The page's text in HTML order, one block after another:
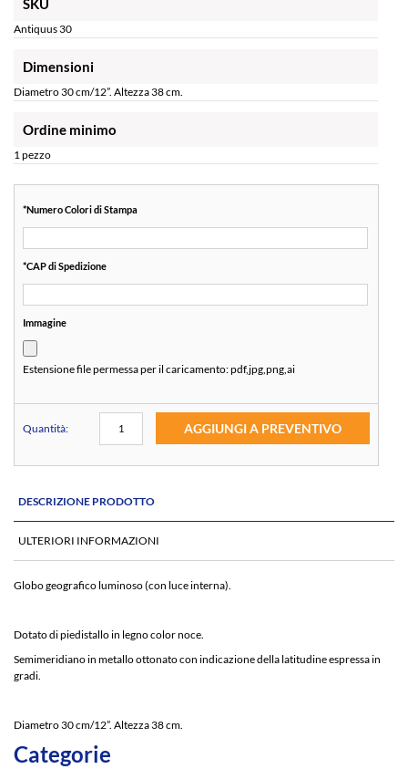
SKU
Antiquus 30
Dimensioni
Diametro 30 cm/12”. Altezza 38 cm.
Ordine minimo
1 pezzo
*Numero Colori di Stampa
*CAP di Spedizione
Immagine
Estensione file permessa per il caricamento:pdf,jpg,png,ai
Quantità: AGGIUNGI A PREVENTIVO
DESCRIZIONE PRODOTTO
ULTERIORI INFORMAZIONI
Globo geografico luminoso (con luce interna).
Dotato di piedistallo in legno color noce.
Semimeridiano in metallo ottonato con indicazione della latitudine espressa in
gradi.
Diametro 30 cm/12”. Altezza 38 cm.
Categorie